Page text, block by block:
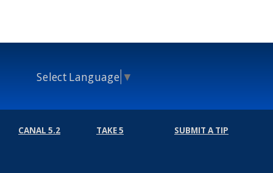
Select Language ▼
CANAL 5.2 TAKE 5 SUBMIT A TIP